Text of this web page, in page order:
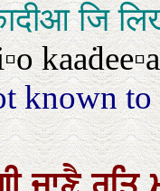
जि
known